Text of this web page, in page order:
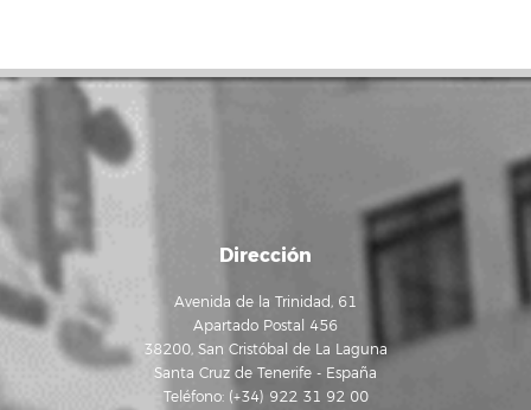
Dirección
Avenida de la Trinidad, 61
Apartado Postal 456
38200, San Cristóbal de La Laguna
Santa Cruz de Tenerife - España
Teléfono: (+34) 922 31 92 00